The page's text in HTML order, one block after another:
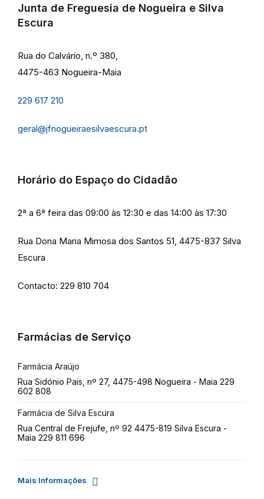
Junta de Freguesia de Nogueira e Silva
Escura
Rua do Calvário, n.º 380,
4475-463 Nogueira-Maia
229 617 210
geral@jfnogueiraesilvaescura.pt
Horário do Espaço do Cidadão
2ª a 6ª feira das 09:00 às 12:30 e das 14:00 às 17:30
Rua Dona Maria Mimosa dos Santos 51, 4475-837 Silva
Escura
Contacto: 229 810 704
Farmácias de Serviço
Farmácia Araújo
Rua Sidónio Pais, nº 27, 4475-498 Nogueira - Maia 229
602 808
Farmácia de Silva Escura
Rua Central de Frejufe, nº 92 4475-819 Silva Escura -
Maia 229 811 696
Mais Informações